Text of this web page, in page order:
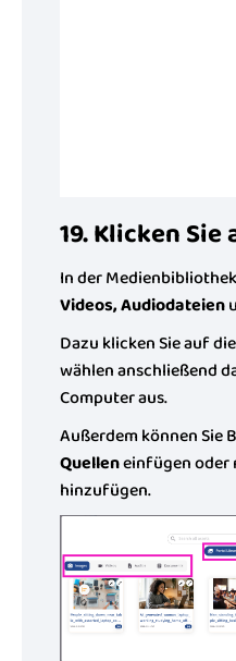
19. Klicken
In der
Videos, Audiodateien
Dazu klicken Sie auf
wählen anschließend
Computer aus.
Außerdem können Sie
Quelleneinfügen
hinzufügen.